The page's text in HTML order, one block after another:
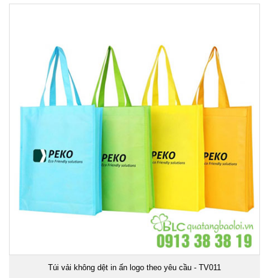
Túi vải không dệt in ấn logo theo yêu cầu - TV011